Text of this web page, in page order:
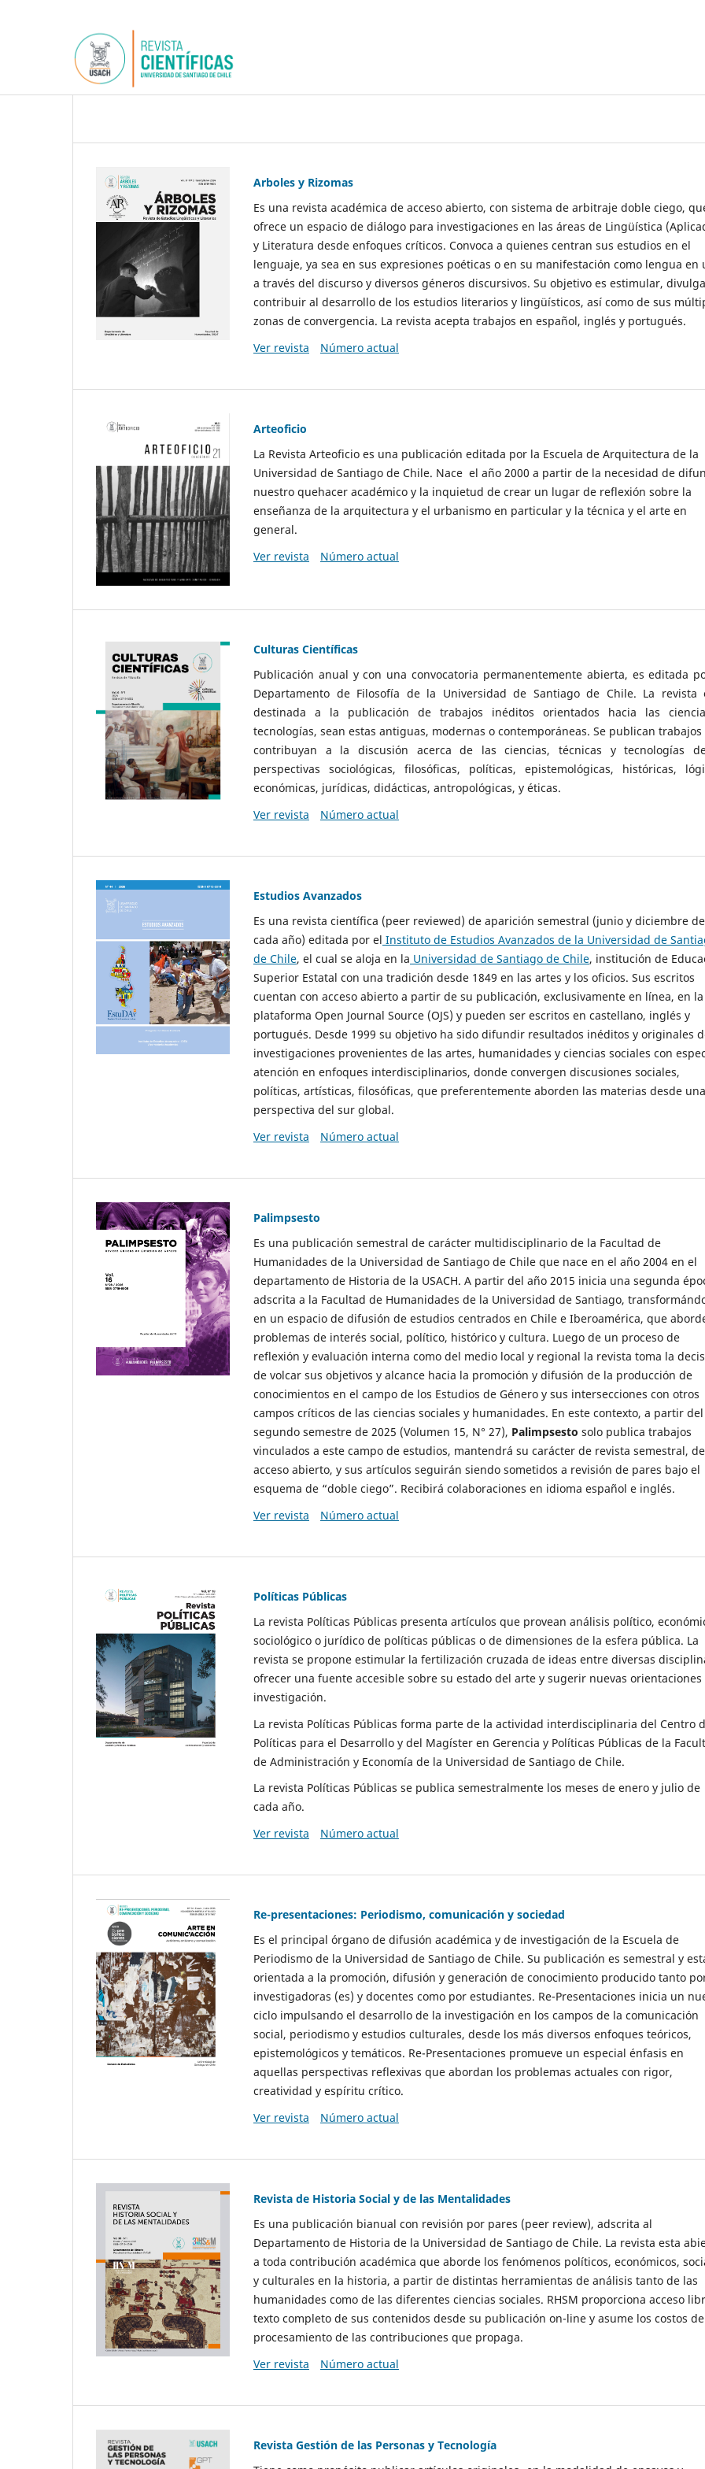
Arboles y Rizomas
Es una revista académica de acceso abierto, con sistema de arbitraje doble ciego,
ofrece un espacio de diálogo para investigaciones en las áreas de Lingüística
y Literatura desde enfoques críticos. Convoca a quienes centran sus estudios en el
lenguaje, ya sea en sus expresiones poéticas o en su manifestación como lengua en
a través del discurso y diversos géneros discursivos. Su objetivo es estimular,
contribuir al desarrollo de los estudios literarios y lingüísticos, así como de sus
zonas de convergencia. La revista acepta trabajos en español, inglés y portugués.
Ver revista
Número actual
Arteoficio
La Revista Arteoficio es una publicación editada por la Escuela de Arquitectura de la
Universidad de Santiago de Chile. Nace el año 2000 a partir de la necesidad de
nuestro quehacer académico y la inquietud de crear un lugar de reflexión sobre la
enseñanza de la arquitectura y el urbanismo en particular y la técnica y el arte en
general.
Ver revista
Número actual
Culturas Científicas
Publicación anual y con una convocatoria permanentemente abierta, es editada
Departamento de Filosofía de la Universidad de Santiago de Chile. La revista
destinada a la publicación de trabajos inéditos orientados hacia las
tecnologías, sean estas antiguas, modernas o contemporáneas. Se publican
contribuyan a la discusión acerca de las ciencias, técnicas y tecnologías
perspectivas sociológicas, filosóficas, políticas, epistemológicas, históricas,
económicas, jurídicas, didácticas, antropológicas, y éticas.
Ver revista
Número actual
Estudios Avanzados
Es una revista científica (peer reviewed) de aparición semestral (junio y diciembre de
cada año) editada por el Instituto de Estudios Avanzados de la Universidad de
de Chile, el cual se aloja en la Universidad de Santiago de Chile, institución de
Superior Estatal con una tradición desde 1849 en las artes y los oficios. Sus escritos
cuentan con acceso abierto a partir de su publicación, exclusivamente en línea, en la
plataforma Open Journal Source (OJS) y pueden ser escritos en castellano, inglés y
portugués. Desde 1999 su objetivo ha sido difundir resultados inéditos y originales
investigaciones provenientes de las artes, humanidades y ciencias sociales con
atención en enfoques interdisciplinarios, donde convergen discusiones sociales,
políticas, artísticas, filosóficas, que preferentemente aborden las materias desde una
perspectiva del sur global.
Ver revista
Número actual
Palimpsesto
Es una publicación semestral de carácter multidisciplinario de la Facultad de
Humanidades de la Universidad de Santiago de Chile que nace en el año 2004 en el
departamento de Historia de la USACH. A partir del año 2015 inicia una segunda
adscrita a la Facultad de Humanidades de la Universidad de Santiago,
en un espacio de difusión de estudios centrados en Chile e Iberoamérica, que
problemas de interés social, político, histórico y cultura. Luego de un proceso de
reflexión y evaluación interna como del medio local y regional la revista toma la
de volcar sus objetivos y alcance hacia la promoción y difusión de la producción de
conocimientos en el campo de los Estudios de Género y sus intersecciones con otros
campos críticos de las ciencias sociales y humanidades. En este contexto, a partir del
segundo semestre de 2025 (Volumen 15, N° 27), Palimpsesto solo publica trabajos
vinculados a este campo de estudios, mantendrá su carácter de revista semestral, de
acceso abierto, y sus artículos seguirán siendo sometidos a revisión de pares bajo el
esquema de “doble ciego”. Recibirá colaboraciones en idioma español e inglés.
Ver revista
Número actual
Políticas Públicas
La revista Políticas Públicas presenta artículos que provean análisis político,
sociológico o jurídico de políticas públicas o de dimensiones de la esfera pública. La
revista se propone estimular la fertilización cruzada de ideas entre diversas
ofrecer una fuente accesible sobre su estado del arte y sugerir nuevas orientaciones
investigación.
La revista Políticas Públicas forma parte de la actividad interdisciplinaria del Centro
Políticas para el Desarrollo y del Magíster en Gerencia y Políticas Públicas de la
de Administración y Economía de la Universidad de Santiago de Chile.
La revista Políticas Públicas se publica semestralmente los meses de enero y julio de
cada año.
Ver revista
Número actual
Re-presentaciones: Periodismo, comunicación y sociedad
Es el principal órgano de difusión académica y de investigación de la Escuela de
Periodismo de la Universidad de Santiago de Chile. Su publicación es semestral y
orientada a la promoción, difusión y generación de conocimiento producido tanto
investigadoras (es) y docentes como por estudiantes. Re-Presentaciones inicia un
ciclo impulsando el desarrollo de la investigación en los campos de la comunicación
social, periodismo y estudios culturales, desde los más diversos enfoques teóricos,
epistemológicos y temáticos. Re-Presentaciones promueve un especial énfasis en
aquellas perspectivas reflexivas que abordan los problemas actuales con rigor,
creatividad y espíritu crítico.
Ver revista
Número actual
Revista de Historia Social y de las Mentalidades
Es una publicación bianual con revisión por pares (peer review), adscrita al
Departamento de Historia de la Universidad de Santiago de Chile. La revista esta
a toda contribución académica que aborde los fenómenos políticos, económicos,
y culturales en la historia, a partir de distintas herramientas de análisis tanto de las
humanidades como de las diferentes ciencias sociales. RHSM proporciona acceso
texto completo de sus contenidos desde su publicación on-line y asume los costos de
procesamiento de las contribuciones que propaga.
Ver revista
Número actual
Revista Gestión de las Personas y Tecnología